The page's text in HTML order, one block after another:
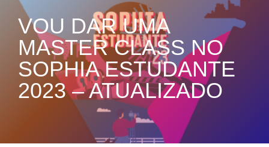
VOU DAR UMA
MASTER CLASS NO
SOPHIA ESTUDANTE
2023 – ATUALIZADO